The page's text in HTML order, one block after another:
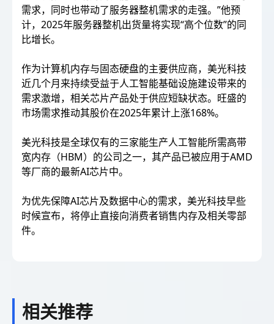
需求，同时也带动了服务器整机需求的走强。”他预
计，2025年服务器整机出货量将实现“高个位数”的同
比增长。
作为计算机内存与固态硬盘的主要供应商，美光科技
近几个月来持续受益于人工智能基础设施建设带来的
需求激增，相关芯片产品处于供应短缺状态。旺盛的
市场需求推动其股价在2025年累计上涨168%。
美光科技是全球仅有的三家能生产人工智能所需高带
宽内存（HBM）的公司之一，其产品已被应用于AMD
等厂商的最新AI芯片中。
为优先保障AI芯片及数据中心的需求，美光科技早些
时候宣布，将停止直接向消费者销售内存及相关零部
件。
相关推荐